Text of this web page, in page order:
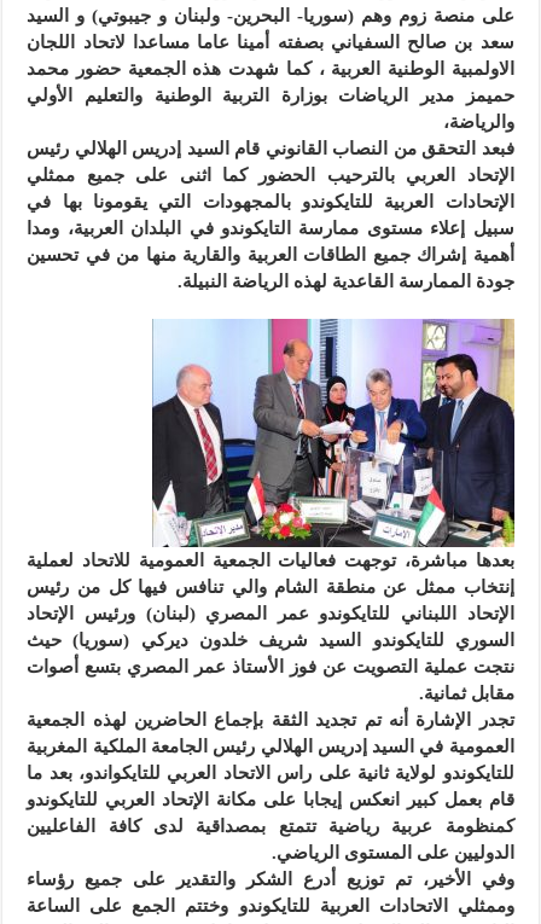
على منصة زوم وهم (سوريا- البحرين- ولبنان و جيبوتي) و السيد
سعد بن صالح السفياني بصفته أمينا عاما مساعدا لاتحاد اللجان
الاولمبية الوطنية العربية ، كما شهدت هذه الجمعية حضور محمد
حميمز مدير الرياضات بوزارة التربية الوطنية والتعليم الأولي
والرياضة،
فبعد التحقق من النصاب القانوني قام السيد إدريس الهلالي رئيس
الإتحاد العربي بالترحيب الحضور كما اثنى على جميع ممثلي
الإتحادات العربية للتايكوندو بالمجهودات التي يقومونا بها في
سبيل إعلاء مستوى ممارسة التايكوندو في البلدان العربية، ومدا
أهمية إشراك جميع الطاقات العربية والقارية منها من في تحسين
جودة الممارسة القاعدية لهذه الرياضة النبيلة.
بعدها مباشرة، توجهت فعاليات الجمعية العمومية للاتحاد لعملية
إنتخاب ممثل عن منطقة الشام والي تنافس فيها كل من رئيس
الإتحاد اللبناني للتايكوندو عمر المصري (لبنان) ورئيس الإتحاد
السوري للتايكوندو السيد شريف خلدون ديركي (سوريا) حيث
نتجت عملية التصويت عن فوز الأستاذ عمر المصري بتسع أصوات
مقابل ثمانية.
تجدر الإشارة أنه تم تجديد الثقة بإجماع الحاضرين لهذه الجمعية
العمومية في السيد إدريس الهلالي رئيس الجامعة الملكية المغربية
للتايكوندو لولاية ثانية على راس الاتحاد العربي للتايكواندو، بعد ما
قام بعمل كبير انعكس إيجابا على مكانة الإتحاد العربي للتايكوندو
كمنظومة عربية رياضية تتمتع بمصداقية لدى كافة الفاعليين
الدوليين على المستوى الرياضي.
وفي الأخير، تم توزيع أدرع الشكر والتقدير على جميع رؤساء
وممثلي الاتحادات العربية للتايكوندو وختتم الجمع على الساعة